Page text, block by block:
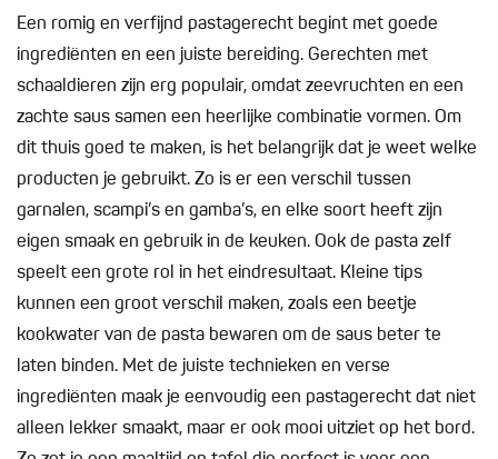
Een romig en verfijnd pastagerecht begint met goede
ingrediënten en een juiste bereiding. Gerechten met
schaaldieren zijn erg populair, omdat zeevruchten en een
zachte saus samen een heerlijke combinatie vormen. Om
dit thuis goed te maken, is het belangrijk dat je weet welke
producten je gebruikt. Zo is er een verschil tussen
garnalen, scampi’s en gamba’s, en elke soort heeft zijn
eigen smaak en gebruik in de keuken. Ook de pasta zelf
speelt een grote rol in het eindresultaat. Kleine tips
kunnen een groot verschil maken, zoals een beetje
kookwater van de pasta bewaren om de saus beter te
laten binden. Met de juiste technieken en verse
ingrediënten maak je eenvoudig een pastagerecht dat niet
alleen lekker smaakt, maar er ook mooi uitziet op het bord.